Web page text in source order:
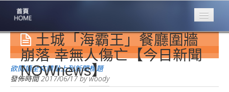
專業豐林
Professional
保險大家談
1386集
土城「海霸王」餐廳圍牆
崩落 幸無人傷亡【今日新聞
NOWnews】
欲閱讀全文請點上列新聞標題
發佈時間2017/06/17 bywoody